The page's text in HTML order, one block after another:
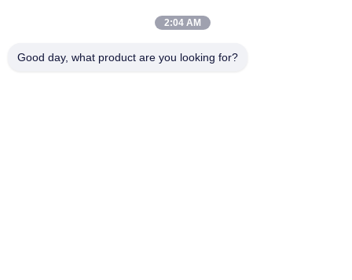
2:04 AM
Good day, what product are you looking for?